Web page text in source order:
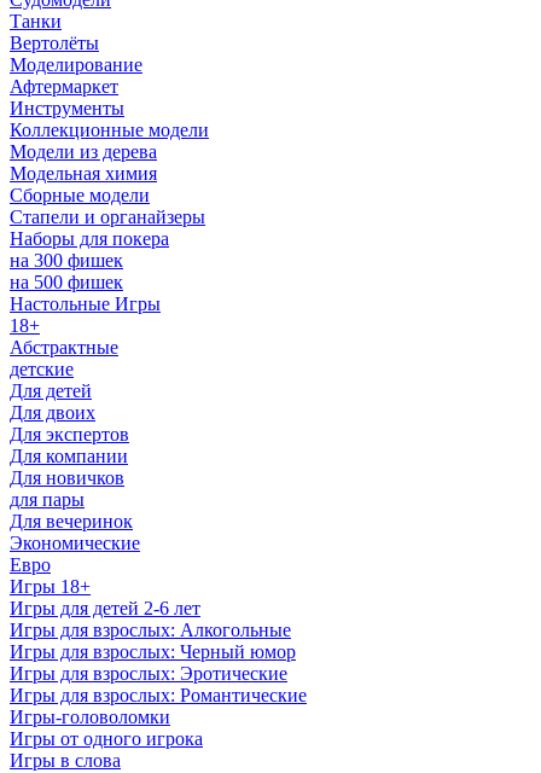
Танки
Вертолёты
Моделирование
Афтермаркет
Инструменты
Коллекционные модели
Модели из дерева
Модельная химия
Сборные модели
Стапели и органайзеры
Наборы для покера
на 300 фишек
на 500 фишек
Настольные Игры
18+
Абстрактные
детские
Для детей
Для двоих
Для экспертов
Для компании
Для новичков
для пары
Для вечеринок
Экономические
Евро
Игры 18+
Игры для детей 2-6 лет
Игры для взрослых: Алкогольные
Игры для взрослых: Черный юмор
Игры для взрослых: Эротические
Игры для взрослых: Романтические
Игры-головоломки
Игры от одного игрока
Игры в слова